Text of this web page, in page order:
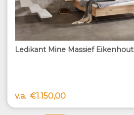
Ledikant Mine Massief Eikenhout
v.a. €1.150,00